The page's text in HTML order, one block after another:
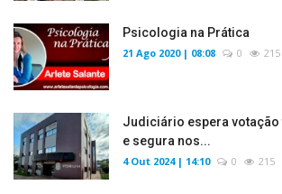
Psicologia na Prática
21 Ago 2020 | 08:08 0 215
Judiciário espera
e segura nos...
4 Out 2024 | 14:10 0 215